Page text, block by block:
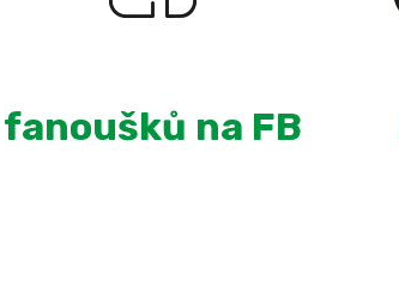
fanoušků na FB